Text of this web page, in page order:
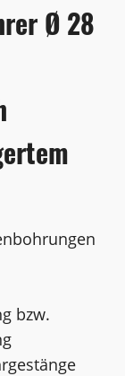
Ø 28
bzw.